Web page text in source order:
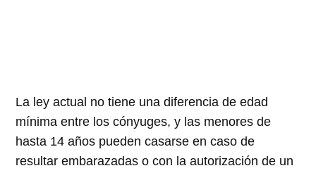
La ley actual no tiene una diferencia de edad
mínima entre los cónyuges, y las menores de
hasta 14 años pueden casarse en caso de
resultar embarazadas o con la autorización de un